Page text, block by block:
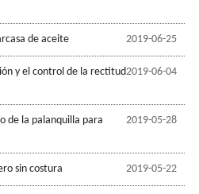
2019-06-25
de aceite
2019-06-04
y el control de la rectitud
2019-05-28
de la palanquilla para
2019-05-22
sin costura